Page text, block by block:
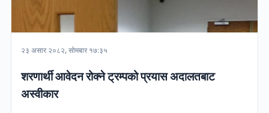
२३ असार २०८२, सोमबार १७:३५
शरणार्थी आवेदन रोक्ने ट्रम्पको प्रयास अदालतबाट
अस्वीकार